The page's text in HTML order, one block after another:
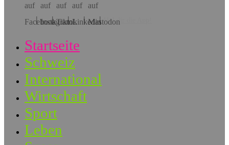
Hol dir die App!
Startseite
Schweiz
International
Wirtschaft
Sport
Leben